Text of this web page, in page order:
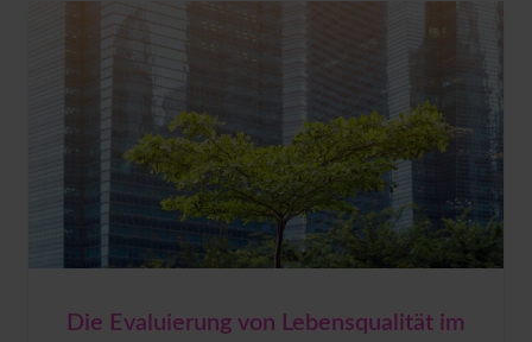
Die Evaluierung von Lebensqualität im